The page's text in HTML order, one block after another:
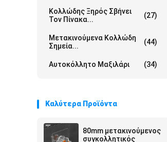
Κολλώδης Ξηρός Σβήνει
Τον Πίνακα...
(27)
Μετακινούμενα Κολλώδη
Σημεία...
(44)
Αυτοκόλλητο Μαξιλάρι (34)
Καλύτερα Προϊόντα
80mm μετακινούμενος
συγκολλητικός